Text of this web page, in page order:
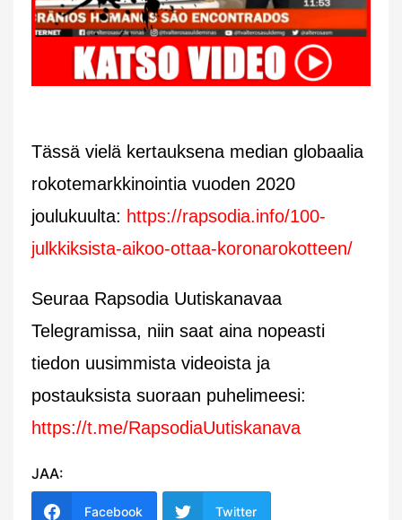
Tässä vielä kertauksena median globaalia
rokotemarkkinointia vuoden 2020
joulukuulta: https://rapsodia.info/100-
julkkiksista-aikoo-ottaa-koronarokotteen/
Seuraa Rapsodia Uutiskanavaa
Telegramissa, niin saat aina nopeasti
tiedon uusimmista videoista ja
postauksista suoraan puhelimeesi:
https://t.me/RapsodiaUutiskanava
JAA:
Facebook Twitter